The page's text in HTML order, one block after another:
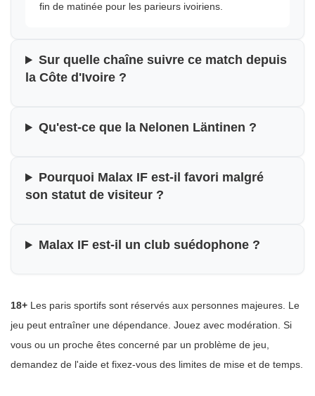
fin de matinée pour les parieurs ivoiriens.
Sur quelle chaîne suivre ce match depuis
la Côte d'Ivoire ?
Qu'est-ce que la Nelonen Läntinen ?
Pourquoi Malax IF est-il favori malgré
son statut de visiteur ?
Malax IF est-il un club suédophone ?
18+ Les paris sportifs sont réservés aux personnes majeures. Le
jeu peut entraîner une dépendance. Jouez avec modération. Si
vous ou un proche êtes concerné par un problème de jeu,
demandez de l'aide et fixez-vous des limites de mise et de temps.